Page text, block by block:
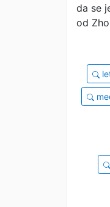
da se
od